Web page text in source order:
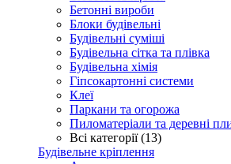
Бетонні вироби
Блоки будівельні
Будівельні суміші
Будівельна сітка та плівка
Будівельна хімія
Гіпсокартонні системи
Клеї
Паркани та огорожа
Пиломатеріали та деревні
Всі категорії (13)
Будівельне кріплення